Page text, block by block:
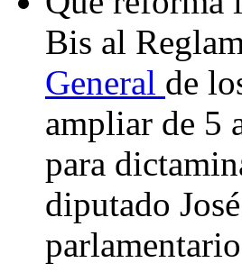
Bis al
General de
ampliar de 5
para
diputado